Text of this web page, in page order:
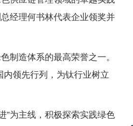
经理何书林代表企业领奖并
制造体系的最高荣誉之一。
领先行列，为钛行业树立
”为主线，积极探索实践绿色